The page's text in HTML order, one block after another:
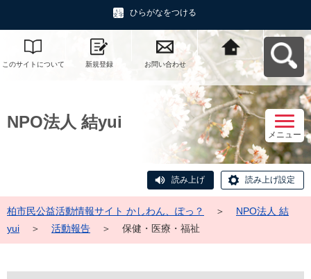
ひらがなをつける
このサイトについて 新規登録 お問い合わせ
柏市民公益活動情報
サイト かしわん、ぽ
っ？へ戻る
NPO法人 結yui
メニュー
読み上げ 読み上げ設定
柏市民公益活動情報サイト かしわん、ぽっ？ ＞
NPO法人 結
yui
＞ 活動報告 ＞ 保健・医療・福祉